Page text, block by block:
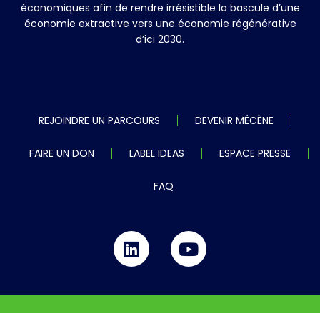
économiques afin de rendre irrésistible la bascule d’une
économie extractive vers une économie régénérative
d’ici 2030.
REJOINDRE UN PARCOURS DEVENIR MÉCÈNE
FAIRE UN DON LABEL IDEAS ESPACE PRESSE
FAQ